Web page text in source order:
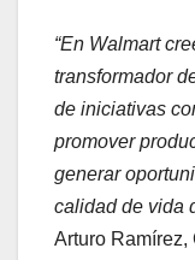
“En Walmart
transformador
de iniciativas
promover
generar
calidad de vida
Arturo Ramírez,